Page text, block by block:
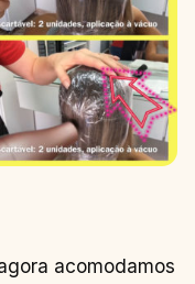
acomodamos